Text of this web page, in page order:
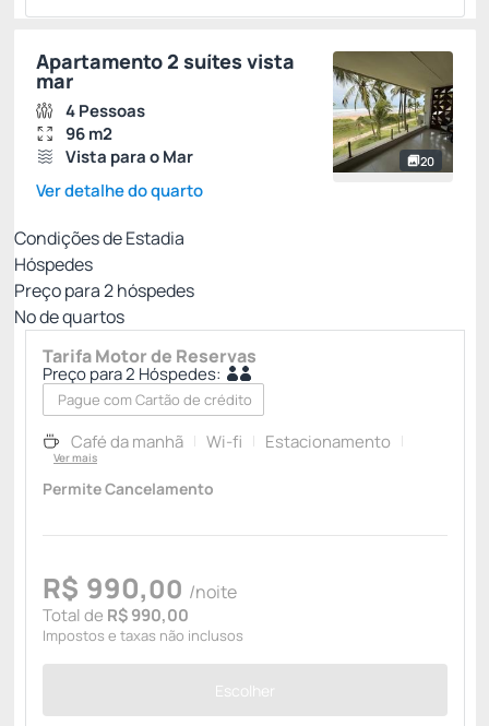
20
Apartamento 2 suítes vista
mar
4 Pessoas
96 m2
Vista para o Mar
Ver detalhe do quarto
Condições de Estadia
Hóspedes
Preço para2hóspedes
Nº de quartos
Tarifa Motor de Reservas
Preço para 2 Hóspedes:
Pague com Cartão de crédito
Café da manhã Wi-fi Estacionamento
Ver mais
Permite Cancelamento
R$ 990,00 /noite
Total de R$ 990,00
Impostos e taxas não inclusos
Escolher